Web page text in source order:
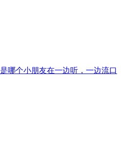
哪个小朋友在一边听，一边流口